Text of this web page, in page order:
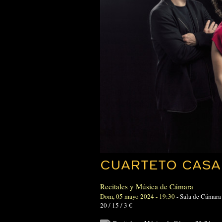
CUARTETO
Recitales y Música de Cámara
Dom, 05 mayo 2024 - 19:30-Sala de Cámara
20 / 15 / 3 €